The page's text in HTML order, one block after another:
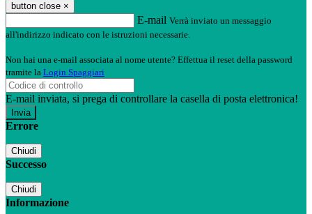
button close ×
E-mail Verrà inviato un messaggio
all'indirizzo indicato con le istruzioni necessarie.
Non hai una e-mail associata al nome utente? Effettua il reset della password
tramite la Login Spaggiari
E-mail inviata, si prega di controllare la casella di posta elettronica!
Errore
Chiudi
Successo
Chiudi
Informazione